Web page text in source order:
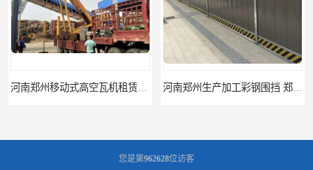
河南郑州生产加工彩钢围挡 郑州鑫纵 质量好 围挡加工 三门峡生产加工彩钢围挡 郑州鑫纵 质量好 围挡加工
您是第962628位访客